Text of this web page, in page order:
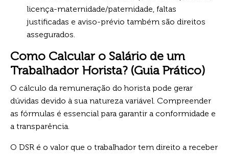
licença-maternidade/paternidade, faltas
justificadas e aviso-prévio também são direitos
assegurados.
Como Calcular o Salário de um
Trabalhador Horista? (Guia Prático)
O cálculo da remuneração do horista pode gerar
dúvidas devido à sua natureza variável. Compreender
as fórmulas é essencial para garantir a conformidade e
a transparência.
O DSR é o valor que o trabalhador tem direito a receber